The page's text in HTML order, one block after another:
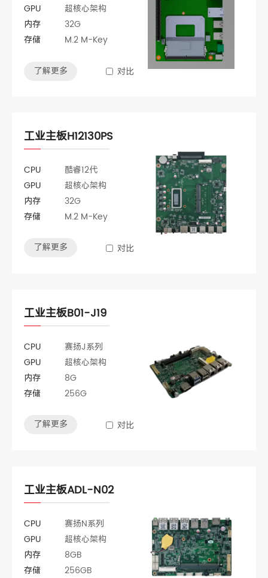
GPU
超核心架构
内存
32G
存储
M.2 M-Key
了解更多 对比
工业主板H12130PS
CPU
酷睿12代
GPU
超核心架构
内存
32G
存储
M.2 M-Key
了解更多 对比
工业主板B01-J19
CPU
赛扬J系列
GPU
超核心架构
内存
8G
存储
256G
了解更多 对比
工业主板ADL-N02
CPU
赛扬N系列
GPU
超核心架构
内存
8GB
存储
256GB